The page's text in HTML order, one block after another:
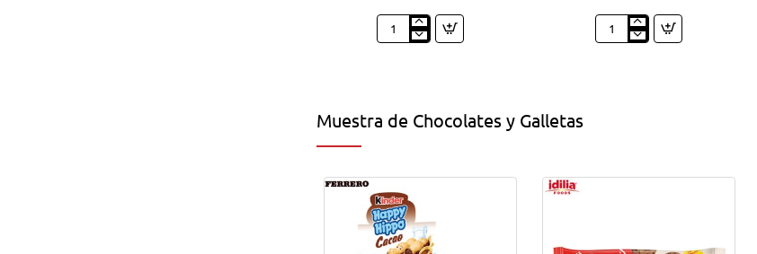
Corazones
Haribo
Finitronc
Dianas
Muestra de Chocolates y Galletas